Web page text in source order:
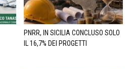
PNRR, IN SICILIA CONCLUSO SOLO
IL 16,7% DEI PROGETTI